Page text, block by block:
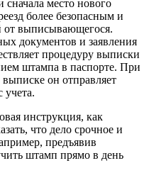
место нового
более безопасным и
от выписывающегося.
документов и заявления
процедуру выписки
штампа в паспорте. При
он отправляет
учета.
инструкция, как
что дело срочное и
предъявив
штамп прямо в день